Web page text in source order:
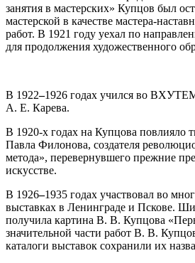
занятия в мастерских» Купцов был
мастерской в качестве мастера-
работ. В 1921 году уехал по
для продолжения художественного
В 1922–1926 годах учился во
А. Е. Карева.
В 1920-х годах на Купцова повлияло
Павла Филонова, создателя
метода», перевернувшего прежние
искусстве.
В 1926–1935 годах участвовал во
выставках в Ленинграде и Пскове.
получила картина В. В. Купцова
значительной части работ В. В.
каталоги выставок сохранили их